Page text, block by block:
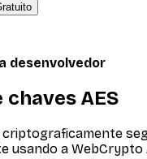
desenvolvedor
AES
criptograficamente
usando a WebCrypto